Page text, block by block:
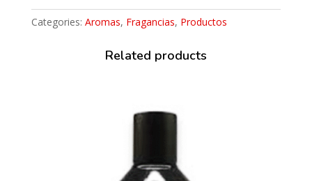
Categories: Aromas, Fragancias, Productos
Related products